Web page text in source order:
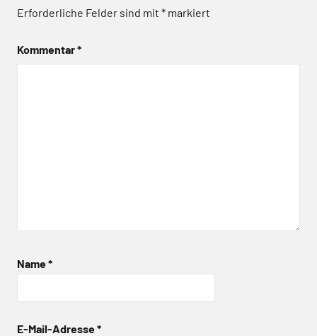
Erforderliche Felder sind mit * markiert
Kommentar*
Name*
E-Mail-Adresse*